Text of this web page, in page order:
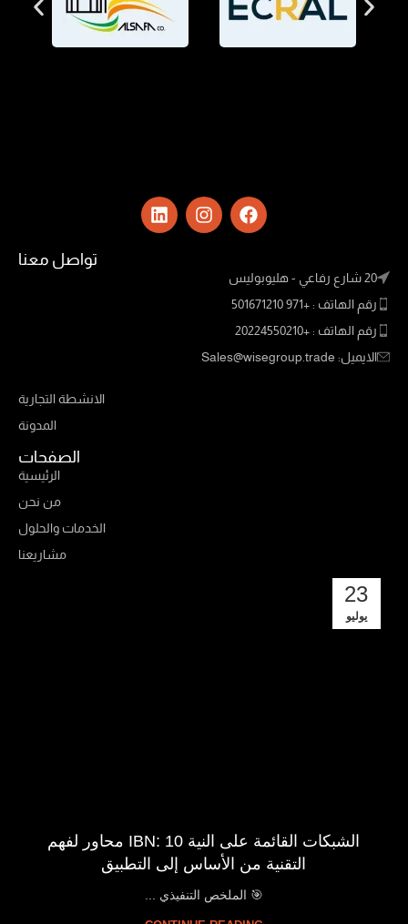
تواصل معنا
20 شارع رفاعي - هليوبوليس
رقم الهاتف : +971 501671210
رقم الهاتف : +20224550210
الايميل: Sales@wisegroup.trade
الانشطة التجارية
المدونة
الصفحات
الرئيسية
من نحن
الخدمات والحلول
مشاريعنا
23
يوليو
الشبكات القائمة على النية IBN: 10 محاور لفهم
التقنية من الأساس إلى التطبيق
🎯 الملخص التنفيذي ...